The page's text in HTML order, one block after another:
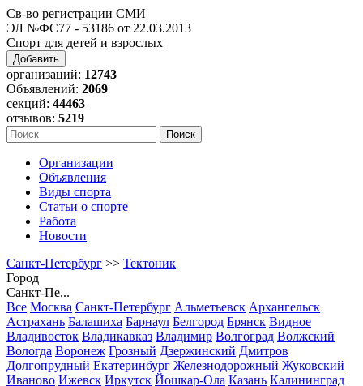
Св-во регистрации СМИ
ЭЛ №ФС77 - 53186 от 22.03.2013
Спорт для детей и взрослых
Добавить
организаций: 12743
Объявлений: 2069
секций: 44463
отзывов: 5219
Организации
Объявления
Виды спорта
Статьи о спорте
Работа
Новости
Санкт-Петербург >> Тектоник
Город
Санкт-Пе...
Все Москва Санкт-Петербург Альметьевск Архангельск
Астрахань Балашиха Барнаул Белгород Брянск Видное
Владивосток Владикавказ Владимир Волгоград Волжский
Вологда Воронеж Грозный Дзержинский Дмитров
Долгопрудный Екатеринбург Железнодорожный Жуковский
Иваново Ижевск Иркутск Йошкар-Ола Казань Калининград